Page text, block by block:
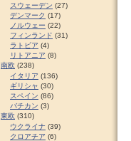
スウェーデン (27)
デンマーク (17)
ノルウェー (22)
フィンランド (31)
ラトビア (4)
リトアニア (8)
南欧 (238)
イタリア (136)
ギリシャ (30)
スペイン (86)
バチカン (3)
東欧 (310)
ウクライナ (39)
クロアチア (6)